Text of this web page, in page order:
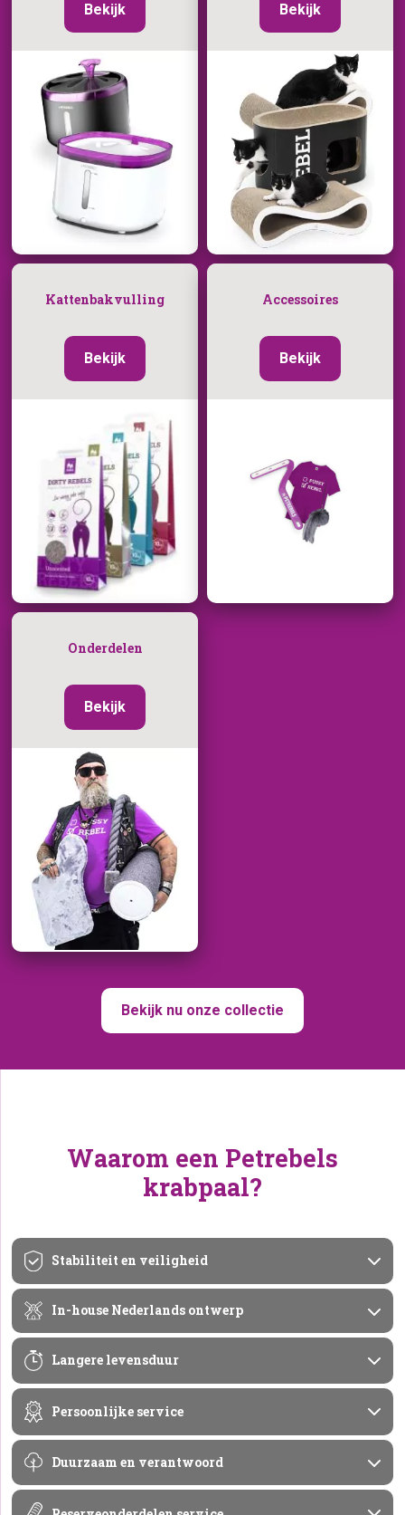
Bekijk Bekijk
Kattenbakvulling
Bekijk
Accessoires
Bekijk
Onderdelen
Bekijk
Bekijk nu onze collectie
Waarom een Petrebels
krabpaal?
Stabiliteit en veiligheid
In-house Nederlands ontwerp
Langere levensduur
Persoonlijke service
Duurzaam en verantwoord